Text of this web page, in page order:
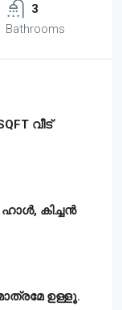
3
Bathrooms
വീട്
കിച്ചൻ
ഉള്ളൂ.